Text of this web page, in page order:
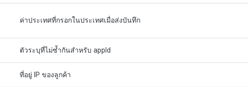
ค่าประเทศที่กรอกในประเทศเมื่อส่งบันทึก
ตัวระบุที่ไม่ซ้ำกันสำหรับ appId
ที่อยู่ IP ของลูกค้า